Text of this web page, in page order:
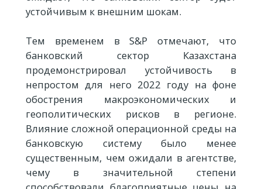
устойчивым к внешним шокам.
Тем временем в S&P отмечают, что
банковский сектор Казахстана
продемонстрировал устойчивость в
непростом для него 2022 году на фоне
обострения макроэкономических и
геополитических рисков в регионе.
Влияние сложной операционной среды на
банковскую систему было менее
существенным, чем ожидали в агентстве,
чему в значительной степени